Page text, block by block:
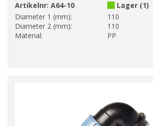
Artikelnr: A64-10
Lager (1)
Diameter 1 (mm):
110
Diameter 2 (mm):
110
Material:
PP